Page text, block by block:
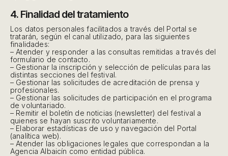
4. Finalidad del tratamiento
Los datos personales facilitados a través del Portal se
tratarán, según el canal utilizado, para las siguientes
finalidades:
– Atender y responder a las consultas remitidas a través del
formulario de contacto.
– Gestionar la inscripción y selección de películas para las
distintas secciones del festival.
– Gestionar las solicitudes de acreditación de prensa y
profesionales.
– Gestionar las solicitudes de participación en el programa
de voluntariado.
– Remitir el boletín de noticias (newsletter) del festival a
quienes se hayan suscrito voluntariamente.
– Elaborar estadísticas de uso y navegación del Portal
(analítica web).
– Atender las obligaciones legales que correspondan a la
Agencia Albaicín como entidad pública.